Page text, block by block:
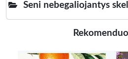
Seni nebegaliojantys